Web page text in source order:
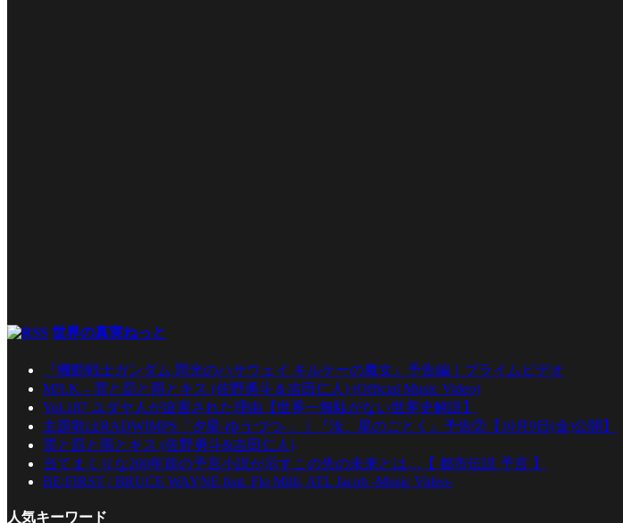
世界の真実ねっと
『機動戦士ガンダム 閃光のハサウェイ キルケーの魔女』予告編｜プライムビデオ
M!LK – 罪と罰と雨とキス (佐野勇斗＆吉田仁人) (Official Music Video)
Vol.187 ユダヤ人が迫害された理由【世界一無駄がない世界史解説】
主題歌はRADWIMPS「夕星-ゆうづつ-」｜『汝、星のごとく』予告②【10月9日(金)公開】
罪と罰と雨とキス (佐野勇斗&吉田仁人)
当てまくりな200年前の予言小説が示すこの先の未来とは…【 都市伝説 予言 】
BE:FIRST / BRUCE WAYNE feat. Flo Milli, ATL Jacob -Music Video-
人気キーワード